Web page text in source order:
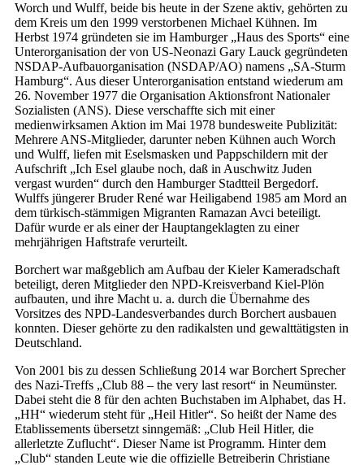
Worch und Wulff, beide bis heute in der Szene aktiv, gehörten zu
dem Kreis um den 1999 verstorbenen Michael Kühnen. Im
Herbst 1974 gründeten sie im Hamburger „Haus des Sports“ eine
Unterorganisation der von US-Neonazi Gary Lauck gegründeten
NSDAP-Aufbauorganisation (NSDAP/AO) namens „SA-Sturm
Hamburg“. Aus dieser Unterorganisation entstand wiederum am
26. November 1977 die Organisation Aktionsfront Nationaler
Sozialisten (ANS). Diese verschaffte sich mit einer
medienwirksamen Aktion im Mai 1978 bundesweite Publizität:
Mehrere ANS-Mitglieder, darunter neben Kühnen auch Worch
und Wulff, liefen mit Eselsmasken und Pappschildern mit der
Aufschrift „Ich Esel glaube noch, daß in Auschwitz Juden
vergast wurden“ durch den Hamburger Stadtteil Bergedorf.
Wulffs jüngerer Bruder René war Heiligabend 1985 am Mord an
dem türkisch-stämmigen Migranten Ramazan Avci beteiligt.
Dafür wurde er als einer der Hauptangeklagten zu einer
mehrjährigen Haftstrafe verurteilt.
Borchert war maßgeblich am Aufbau der Kieler Kameradschaft
beteiligt, deren Mitglieder den NPD-Kreisverband Kiel-Plön
aufbauten, und ihre Macht u. a. durch die Übernahme des
Vorsitzes des NPD-Landesverbandes durch Borchert ausbauen
konnten. Dieser gehörte zu den radikalsten und gewalttätigsten in
Deutschland.
Von 2001 bis zu dessen Schließung 2014 war Borchert Sprecher
des Nazi-Treffs „Club 88 – the very last resort“ in Neumünster.
Dabei steht die 8 für den achten Buchstaben im Alphabet, das H.
„HH“ wiederum steht für „Heil Hitler“. So heißt der Name des
Etablissements übersetzt sinngemäß: „Club Heil Hitler, die
allerletzte Zuflucht“. Dieser Name ist Programm. Hinter dem
„Club“ standen Leute wie die offizielle Betreiberin Christiane